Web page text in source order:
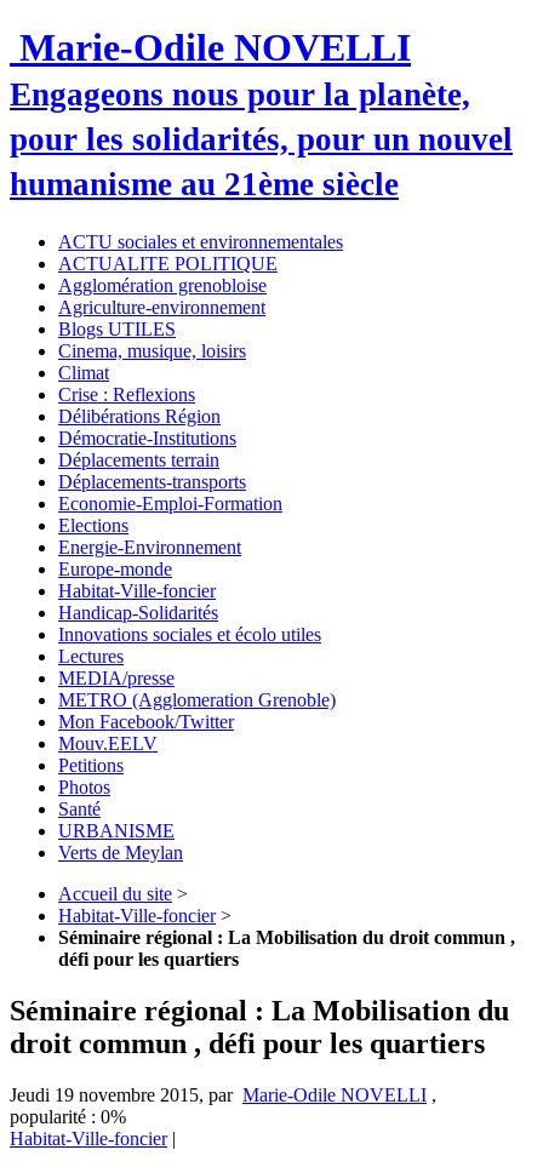
Marie-Odile NOVELLI
Engageons nous pour la planète,
pour les solidarités, pour un nouvel
humanisme au 21ème siècle
ACTU sociales et environnementales
ACTUALITE POLITIQUE
Agglomération grenobloise
Agriculture-environnement
Blogs UTILES
Cinema, musique, loisirs
Climat
Crise : Reflexions
Délibérations Région
Démocratie-Institutions
Déplacements terrain
Déplacements-transports
Economie-Emploi-Formation
Elections
Energie-Environnement
Europe-monde
Habitat-Ville-foncier
Handicap-Solidarités
Innovations sociales et écolo utiles
Lectures
MEDIA/presse
METRO (Agglomeration Grenoble)
Mon Facebook/Twitter
Mouv.EELV
Petitions
Photos
Santé
URBANISME
Verts de Meylan
Accueil du site >
Habitat-Ville-foncier >
Séminaire régional : La Mobilisation du droit commun ,
défi pour les quartiers
Séminaire régional : La Mobilisation du
droit commun , défi pour les quartiers
Jeudi 19 novembre 2015, par Marie-Odile NOVELLI ,
popularité : 0%
Habitat-Ville-foncier|